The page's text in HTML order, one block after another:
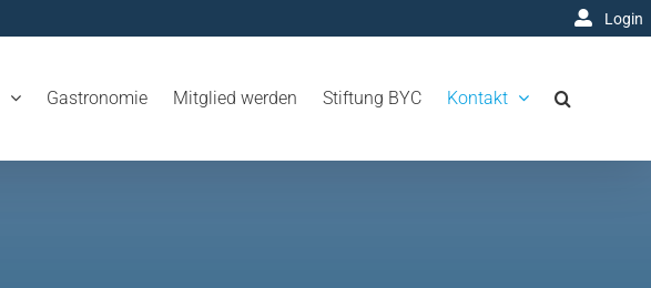
Login
Gastronomie Mitglied werden Stiftung BYC Kontakt